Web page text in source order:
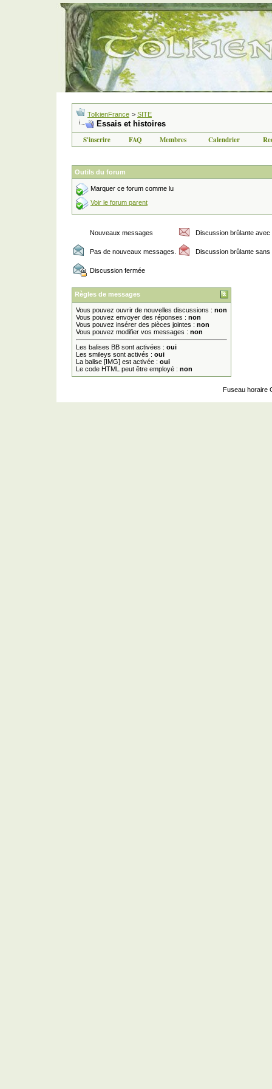
TolkienFrance > SITE
Essais et histoires
S'inscrire FAQ Membres Calendrier
Outils du forum
Marquer ce forum comme lu
Voir le forum parent
Nouveaux messages Discussion brûlante
Pas de nouveaux messages. Discussion brûlante
Discussion fermée
Règles de messages
Vous pouvez ouvrir de nouvelles discussions : non
Vous pouvez envoyer des réponses : non
Vous pouvez insérer des pièces jointes : non
Vous pouvez modifier vos messages : non
Les balises BB sont activées : oui
Les smileys sont activés : oui
La balise [IMG] est activée : oui
Le code HTML peut être employé : non
Fuseau horaire